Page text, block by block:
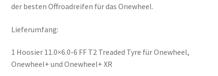
der besten Offroadreifen für das Onewheel.
Lieferumfang:
1 Hoosier 11.0×6.0-6 FF T2 Treaded Tyre für Onewheel,
Onewheel+ und Onewheel+ XR